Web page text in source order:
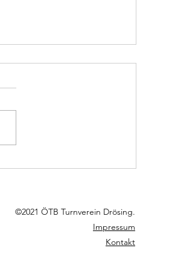
©2021 ÖTB Turnverein Drösing.
Impressum
Kontakt